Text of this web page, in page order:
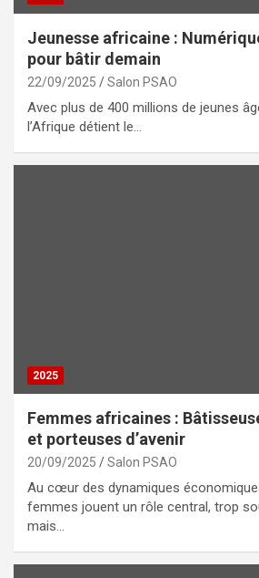
Jeunesse africaine :
pour bâtir demain
22/09/2025 Salon PSAO
Avec plus de 400 millions de jeunes
l’Afrique détient le…
2025
Femmes africaines :
et porteuses d’avenir
20/09/2025 Salon PSAO
Au cœur des dynamiques
femmes jouent un rôle central, trop
mais…